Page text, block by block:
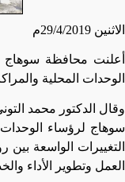
الاثنين 29/4/2019م
الوحدات المحلية والمراكز بالمحافظة، خلال 60 يوماً،
وقال الدكتور محمد
سوهاج لرؤساء الوحدات
العمل وتطوير الأداء